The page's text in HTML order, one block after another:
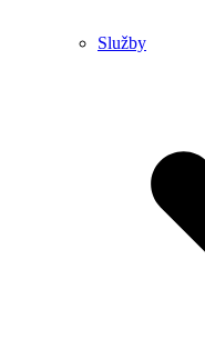
Služby